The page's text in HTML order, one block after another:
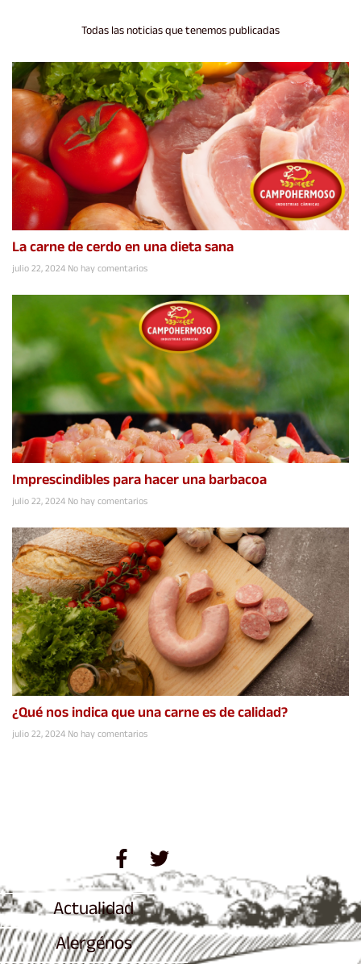
Todas las noticias que tenemos publicadas
La carne de cerdo en una dieta sana
julio 22, 2024 No hay comentarios
Imprescindibles para hacer una barbacoa
julio 22, 2024 No hay comentarios
¿Qué nos indica que una carne es de calidad?
julio 22, 2024 No hay comentarios
Actualidad
Alergénos